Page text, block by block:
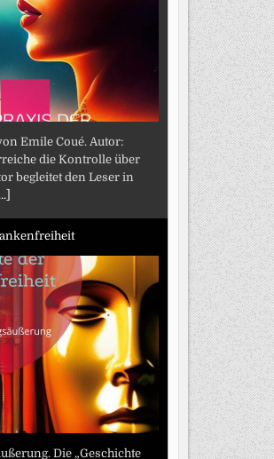
Emile Coué. Autor:
die Kontrolle über
begleitet den Leser in
Die „Geschichte